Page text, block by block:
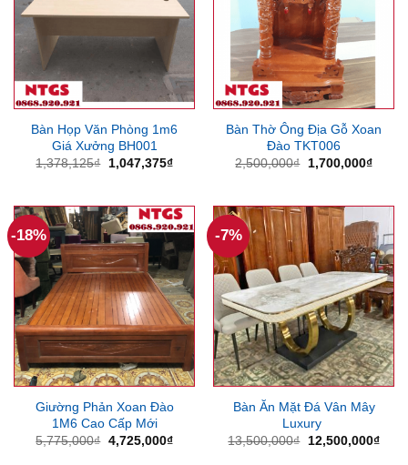
Bàn Họp Văn Phòng 1m6
Giá Xưởng BH001
1,378,125₫
Giá
1,047,375₫Giá
1,047,375₫.
Bàn Thờ Ông Địa Gỗ Xoan
Đào TKT006
2,500,000₫
Giá
1,700,000₫Giá
-18%
Giường Phản Xoan Đào
1M6 Cao Cấp Mới
5,775,000₫ Giá
4,725,000₫Giá
-7%
Bàn Ăn Mặt Đá Vân Mây
Luxury
13,500,000₫
Giá
12,500,000₫Giá